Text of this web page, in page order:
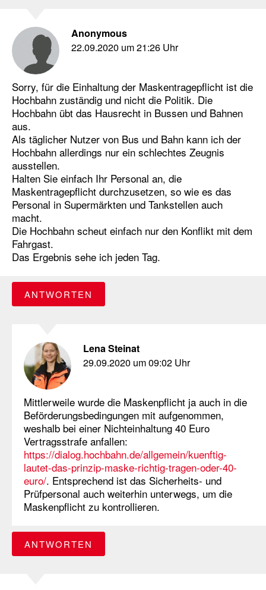
Anonymous
22.09.2020 um 21:26 Uhr
Sorry, für die Einhaltung der Maskentragepflicht ist die
Hochbahn zuständig und nicht die Politik. Die
Hochbahn übt das Hausrecht in Bussen und Bahnen
aus.
Als täglicher Nutzer von Bus und Bahn kann ich der
Hochbahn allerdings nur ein schlechtes Zeugnis
ausstellen.
Halten Sie einfach Ihr Personal an, die
Maskentragepflicht durchzusetzen, so wie es das
Personal in Supermärkten und Tankstellen auch
macht.
Die Hochbahn scheut einfach nur den Konflikt mit dem
Fahrgast.
Das Ergebnis sehe ich jeden Tag.
ANTWORTEN
Lena Steinat
29.09.2020 um 09:02 Uhr
Mittlerweile wurde die Maskenpflicht ja auch in die
Beförderungsbedingungen mit aufgenommen,
weshalb bei einer Nichteinhaltung 40 Euro
Vertragsstrafe anfallen:
https://dialog.hochbahn.de/allgemein/kuenftig-
lautet-das-prinzip-maske-richtig-tragen-oder-40-
euro/. Entsprechend ist das Sicherheits- und
Prüfpersonal auch weiterhin unterwegs, um die
Maskenpflicht zu kontrollieren.
ANTWORTEN